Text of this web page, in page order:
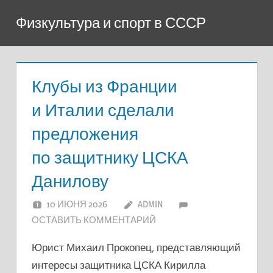
содержимому
Физкультура и спорт в СССР
Клубы из Франции
и Италии сделали
предложения
по защитнику ЦСКА
Данилову
10 ИЮНЯ 2026
ADMIN
ОСТАВИТЬ КОММЕНТАРИЙ
Юрист Михаил Прокопец, представляющий
интересы защитника ЦСКА Кирилла